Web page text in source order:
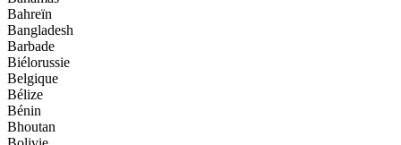
Bahreïn
Bangladesh
Barbade
Biélorussie
Belgique
Bélize
Bénin
Bhoutan